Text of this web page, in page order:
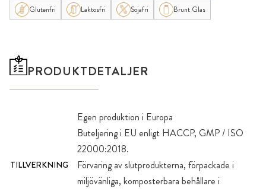
Glutenfri
Laktosfri Sojafri Brunt Glas
PRODUKTDETALJER
TILLVERKNING
Egen produktion i Europa
Buteljering i EU enligt HACCP, GMP / ISO
22000:2018.
Förvaring av slutprodukterna, förpackade i
miljövänliga, komposterbara behållare i